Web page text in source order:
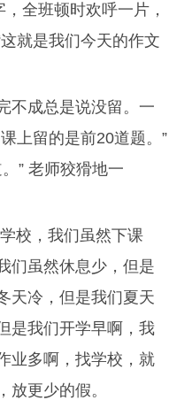
全班顿时欢呼一片，
就是我们今天的作文
不成总是说没留。一
上留的是前20道题。”
” 老师狡猾地一
校，我们虽然下课
们虽然休息少，但是
天冷，但是我们夏天
是我们开学早啊，我
业多啊，找学校，就
放更少的假。